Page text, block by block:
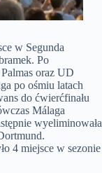
w Segunda
Po
oraz UD
po ośmiu latach
do ćwierćfinału
Málaga
wyeliminowała
4 miejsce w sezonie